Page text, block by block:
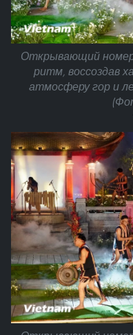
Открывающий номер
ритм, воссоздав
атмосферу гор и